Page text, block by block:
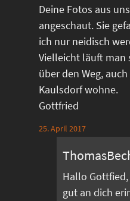
Deine Fotos aus
angeschaut. Sie
ich nur neidisch
Vielleicht läuft man
über den Weg,
Kaulsdorf wohne.
Gottfried
25. April 2017
Hallo
gut an dich